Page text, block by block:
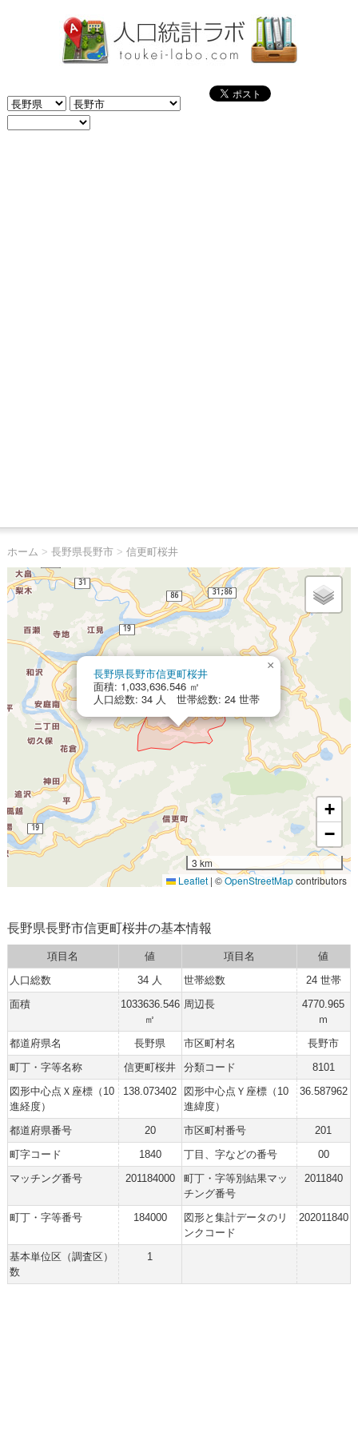
ホーム > 長野県長野市> 信更町桜井
長野県長野市信更町桜井
面積: 1,033,636.546 ㎡
人口総数: 34 人 世帯総数: 24 世帯
×
+
−
3 km
Leaflet | ©OpenStreetMapcontributors
長野県長野市信更町桜井の基本情報
項目名 値 項目名
値
人口総数
34 人 世帯総数
24 世帯
面積
1033636.546
㎡
周辺長
4770.965
ｍ
都道府県名
長野県 市区町村名
長野市
町丁・字等名称
信更町桜井 分類コード
8101
図形中心点Ｘ座標（10
進経度）
138.073402
図形中心点Ｙ座標（10
進緯度）
36.587962
都道府県番号 20 市区町村番号
201
町字コード
1840 丁目、字などの番号
00
マッチング番号
201184000
町丁・字等別結果マッ
チング番号
2011840
町丁・字等番号 184000
図形と集計データのリ
ンクコード
202011840
基本単位区（調査区）
数
1